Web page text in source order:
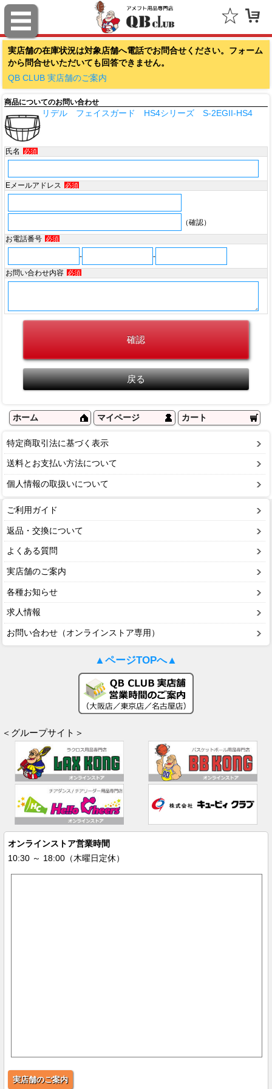
実店舗の在庫状況は対象店舗へ電話でお問合せください。フォーム
から問合せいただいても回答できません。
QB CLUB 実店舗のご案内
商品についてのお問い合わせ
リデル フェイスガード HS4シリーズ S-2EGII-HS4
氏名 必須
Eメールアドレス 必須
（確認）
お電話番号 必須
-
-
お問い合わせ内容 必須
ホーム マイページ カート
特定商取引法に基づく表示
送料とお支払い方法について
個人情報の取扱いについて
ご利用ガイド
返品・交換について
よくある質問
実店舗のご案内
各種お知らせ
求人情報
お問い合わせ（オンラインストア専用）
▲ページTOPへ▲
＜グループサイト＞
オンラインストア営業時間
10:30 ～ 18:00（木曜日定休）
実店舗のご案内
ファナティクス（Fanatics）
アウトドアキャップ（Outdoor Cap Company）
スポルディング（SPALDING）
ミッチェル＆ネス（Mitchell & Ness）
ポータフォン（PORTAPHONE）
ギルマンギア（Gilman Gear）
サムプロ（ThumbPRO）